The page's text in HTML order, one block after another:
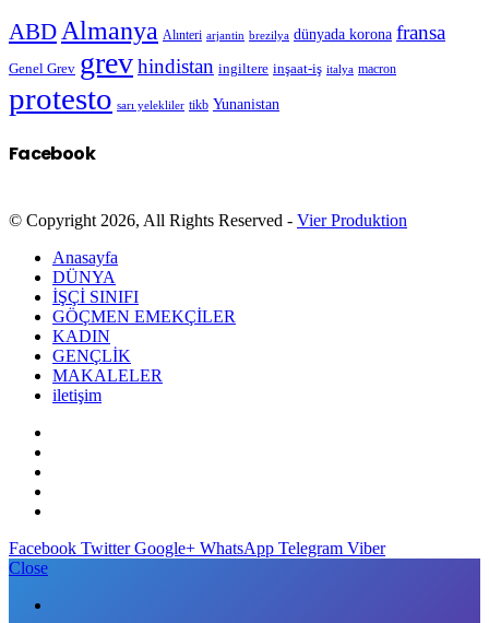
ABD Almanya Alınteri arjantin brezilya dünyada korona fransa
Genel Grev grevhindistan ingiltere inşaat-iş italya macron
protesto sarı yelekliler tikb Yunanistan
Facebook
© Copyright 2026, All Rights Reserved - Vier Produktion
Anasayfa
DÜNYA
İŞÇİ SINIFI
GÖÇMEN EMEKÇİLER
KADIN
GENÇLİK
MAKALELER
iletişim
Facebook Twitter Google+ WhatsApp Telegram Viber
Close